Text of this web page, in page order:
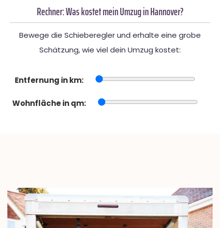
Rechner: Was kostet mein Umzug in Hannover?
Bewege die Schieberegler und erhalte eine grobe
Schätzung, wie viel dein Umzug kostet:
Entfernung in km:
Wohnfläche in qm: